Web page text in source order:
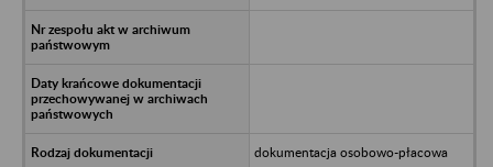
dokumentacja osobowo-płacowa